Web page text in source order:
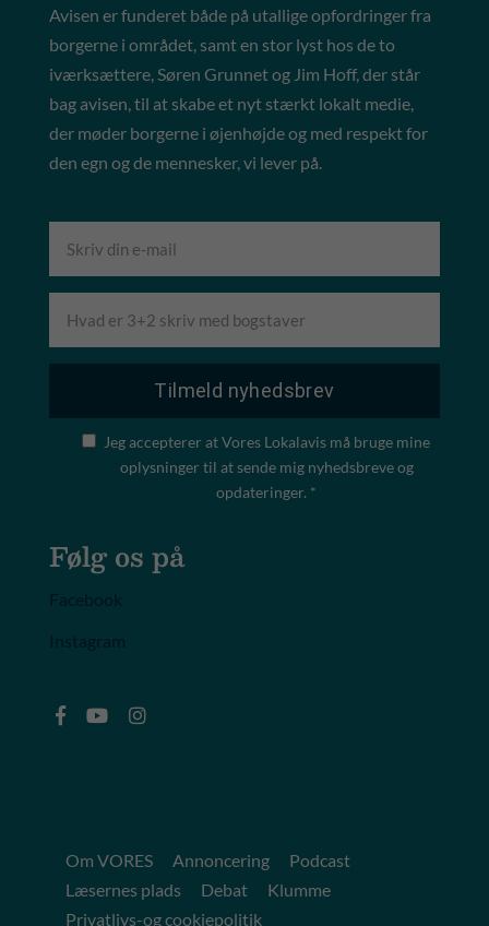
Avisen er funderet både på utallige opfordringer fra
borgerne i området, samt en stor lyst hos de to
iværksættere, Søren Grunnet og Jim Hoff, der står
bag avisen, til at skabe et nyt stærkt lokalt medie,
der møder borgerne i øjenhøjde og med respekt for
den egn og de mennesker, vi lever på.
Jeg accepterer at Vores Lokalavis må bruge mine
oplysninger til at sende mig nyhedsbreve og
opdateringer. *
Følg os på
Om VORES Annoncering
Podcast
Læsernes plads
Debat
Klumme
Privatlivs-og cookiepolitik